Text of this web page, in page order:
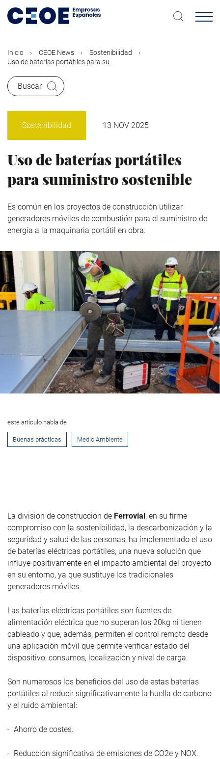
contenido
Inicio CEOE News
Sostenibilidad
Uso de baterías portátiles para su...
Buscar
Sostenibilidad 13 NOV 2025
Uso de baterías portátiles
para suministro sostenible
Es común en los proyectos de construcción utilizar
generadores móviles de combustión para el suministro de
energía a la maquinaria portátil en obra.
este artículo habla de
Buenas prácticas Medio Ambiente
La división de construcción de Ferrovial , en su firme
compromiso con la sostenibilidad, la descarbonización y la
seguridad y salud de las personas, ha implementado el uso
de baterías eléctricas portátiles, una nueva solución que
influye positivamente en el impacto ambiental del proyecto
en su entorno, ya que sustituye los tradicionales
generadores móviles.
Las baterías eléctricas portátiles son fuentes de
alimentación eléctrica que no superan los 20kg ni tienen
cableado y que, además, permiten el control remoto desde
una aplicación móvil que permite verificar estado del
dispositivo, consumos, localización y nivel de carga.
Son numerosos los beneficios del uso de estas baterías
portátiles al reducir significativamente la huella de carbono
y el ruido ambiental:
- Ahorro de costes.
- Reducción significativa de emisiones de CO2e y NOX.